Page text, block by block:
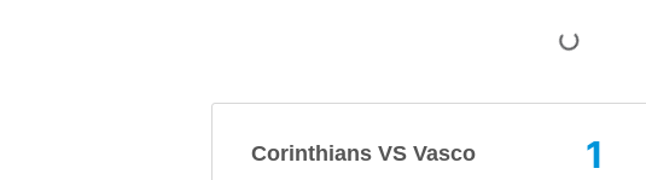
Corinthians VS Vasco 1